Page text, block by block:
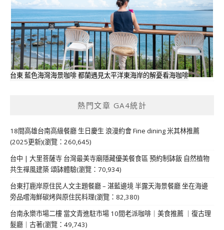
台東 藍色海灣海景咖啡 都蘭遇見太平洋東海岸的解憂看海咖啡
熱門文章 GA4統計
18間高雄台南高級餐廳 生日慶生 浪漫約會 Fine dining 米其林推薦
(2025更新)(瀏覽：260,645)
台中 | 大里菩薩寺 台灣最美寺廟隱藏優美餐食區 預約制缽飯 自然植物
共生禪風建築 頌缽體驗(瀏覽：70,934)
台東打鹿岸原住民人文主題餐廳 – 湛藍邊境 半露天海景餐廳 坐在海邊
旁品嚐海鮮碳烤與原住民料理(瀏覽：82,380)
台南永樂市場二樓 當文青進駐市場 10間老派咖啡｜美食推薦 ｜復古理
髮廳｜古著(瀏覽：49,743)